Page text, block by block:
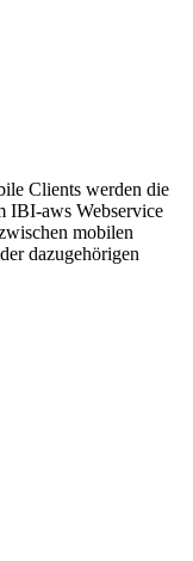
Clients werden die
IBI-aws Webservice
mobilen
dazugehörigen